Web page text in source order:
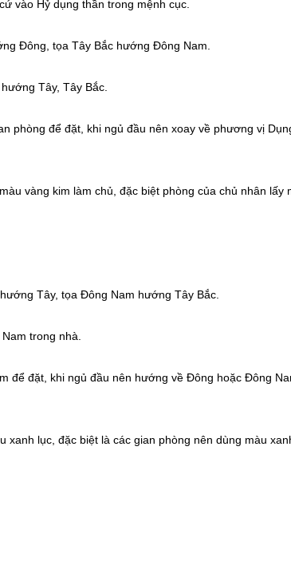
vào Hỷ dụng thần trong mệnh cục.
Đông, tọa Tây Bắc hướng Đông Nam.
Tây, Tây Bắc.
phòng để đặt, khi ngủ đầu nên xoay về phương vị
vàng kim làm chủ, đặc biệt phòng của chủ nhân lấy
Tây, tọa Đông Nam hướng Tây Bắc.
trong nhà.
để đặt, khi ngủ đầu nên hướng về Đông hoặc Đông
xanh lục, đặc biệt là các gian phòng nên dùng màu